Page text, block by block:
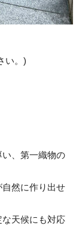
い。)
、第一織物の
然に作り出せ
天候にも対応